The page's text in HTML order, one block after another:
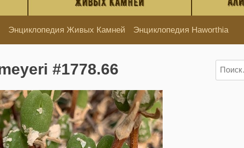
Энциклопедия Живых Камней Энциклопедия Haworthia
#1778.66 Найти: